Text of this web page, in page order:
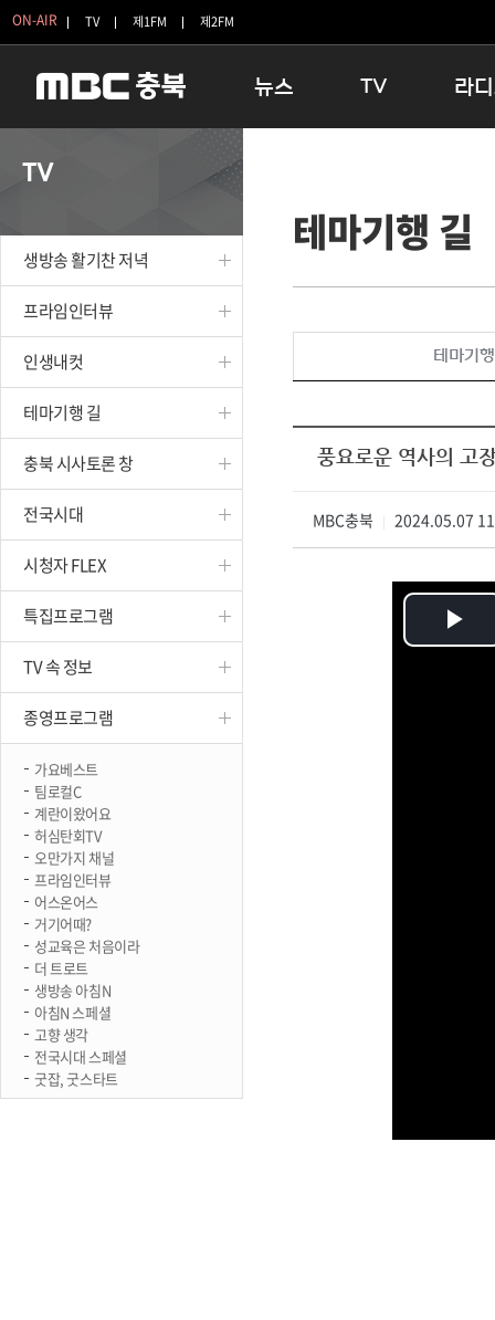
ON-AIR TV 제1FM 제2FM
뉴스
보은
옥천
TV
인생내컷
테마기행 길
시청자 FLEX
종영프로그램
라
16:00
우리 고
TV
생방송 활기찬 저녁
프라임인터뷰
인생내컷
테마기행 길
충북 시사토론 창
전국시대
시청자 FLEX
특집프로그램
TV 속 정보
종영프로그램
가요베스트
팀로컬C
계란이왔어요
허심탄회TV
오만가지 채널
프라임인터뷰
어스온어스
거기어때?
성교육은 처음이라
더 트로트
생방송 아침N
아침N 스페셜
고향 생각
전국시대 스페셜
굿잡, 굿스타트
테마기행 길
테마기
풍요로운 역사의 고
MBC충북 2024.05.07